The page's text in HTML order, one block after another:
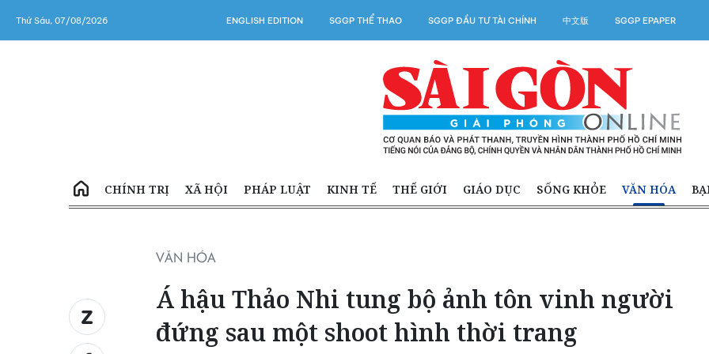
Thứ Sáu, 07/08/2026 ENGLISH EDITION SGGP THỂ THAO SGGP ĐẦU TƯ TÀI CHÍNH 中文版 SGGP EPAPER
CHÍNH TRỊ XÃ HỘI PHÁP LUẬT KINH TẾ THẾ GIỚI GIÁO DỤC SỐNG KHỎE VĂN HÓA
VĂN HÓA
Á hậu Thảo Nhi tung bộ ảnh tôn vinh người
đứng sau một shoot hình thời trang